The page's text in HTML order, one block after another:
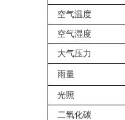
空气温度
空气湿度
大气压力
雨量
光照
二氧化碳